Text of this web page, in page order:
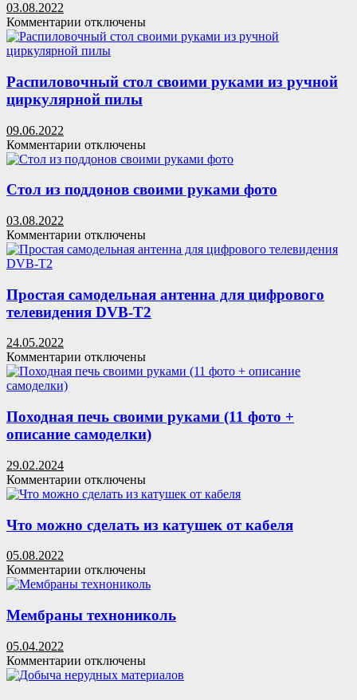
и
запчастей
от
ВАЗа
03.08.2022
Комментарии к
записи
Чертеж
на
отработанном
масле
отключены
Распиловочный стол своими руками из ручной
циркулярной пилы
09.06.2022
Комментарии к
записи
стол
своими
из
ручной
циркулярной
отключены
Стол из поддонов своими руками фото
03.08.2022
Комментарии к
записи
поддонов
своими
руками
отключены
Простая самодельная антенна для цифрового
телевидения DVB-T2
24.05.2022
Комментарии к
записи
антенна
для
цифрового
T2
отключены
Походная печь своими руками (11 фото +
описание самоделки)
29.02.2024
Комментарии к
записи
печь
своими
(11
фото
+
самоделки)
отключены
Что можно сделать из катушек от кабеля
05.08.2022
Комментарии к
записи
можно
сделать
от
кабеля
отключены
Мембраны технониколь
05.04.2022
Комментарии к
записи
отключены